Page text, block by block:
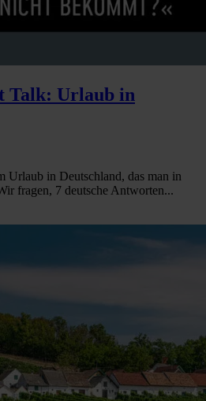
Talk: Urlaub in
Urlaub in Deutschland, das man in
fragen, 7 deutsche Antworten...